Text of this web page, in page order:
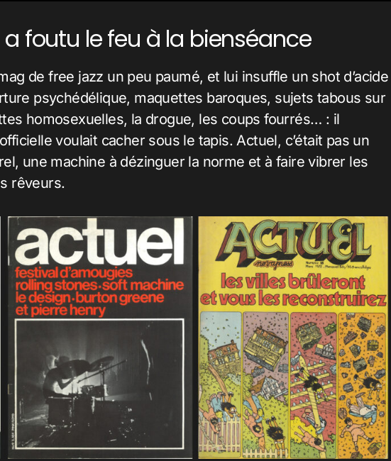
foutu le feu à la bienséance
de free jazz un peu paumé, et lui insuffle un shot d’acide
psychédélique, maquettes baroques, sujets tabous sur
homosexuelles, la drogue, les coups fourrés… : il
voulait cacher sous le tapis. Actuel, c’était pas un
une machine à dézinguer la norme et à faire vibrer les
rêveurs.